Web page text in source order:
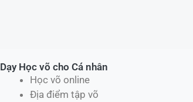
Dạy Học võ cho Cá nhân
Học võ online
Địa điểm tập võ